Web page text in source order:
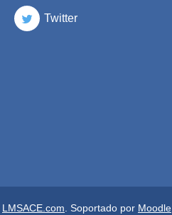
Twitter
LMSACE.com . Soportado por Moodle